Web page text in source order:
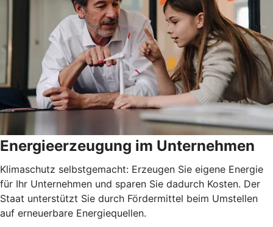
Energieerzeugung im Unternehmen
Klimaschutz selbstgemacht: Erzeugen Sie eigene Energie
für Ihr Unternehmen und sparen Sie dadurch Kosten. Der
Staat unterstützt Sie durch Fördermittel beim Umstellen
auf erneuerbare Energiequellen.